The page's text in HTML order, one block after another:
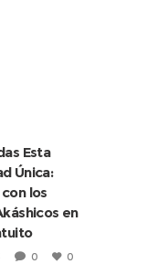
Esta
Única:
los
en
0 0